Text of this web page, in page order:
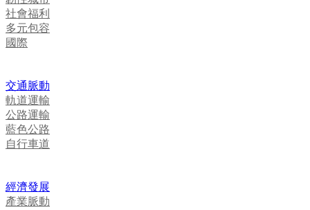
社會福利
多元包容
國際
交通脈動
軌道運輸
公路運輸
藍色公路
自行車道
經濟發展
產業脈動